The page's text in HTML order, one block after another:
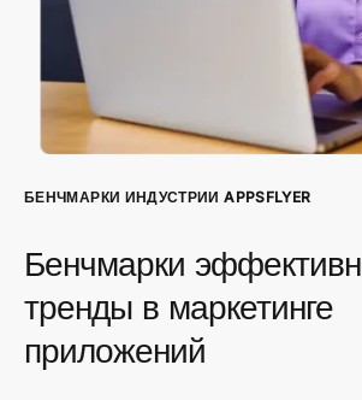
БЕНЧМАРКИ ИНДУСТРИИ APPSFLYER
Бенчмарки
тренды в маркетинге
приложений